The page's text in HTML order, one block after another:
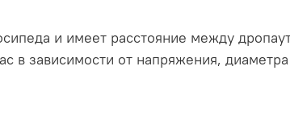
и имеет расстояние между
в зависимости от напряжения,